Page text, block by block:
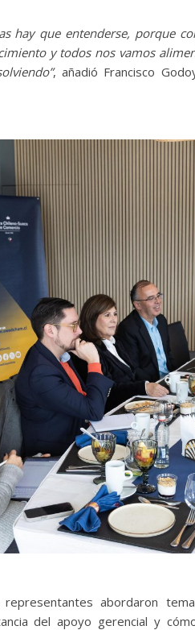
hay que entenderse, porque
y todos nos vamos
, añadió Francisco
abordaron
del apoyo gerencial y